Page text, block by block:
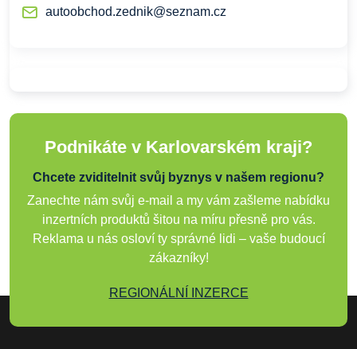
autoobchod.zednik@seznam.cz
Podnikáte v Karlovarském kraji?
Chcete zviditelnit svůj byznys v našem regionu?
Zanechte nám svůj e-mail a my vám zašleme nabídku
inzertních produktů šitou na míru přesně pro vás.
Reklama u nás osloví ty správné lidi – vaše budoucí
zákazníky!
REGIONÁLNÍ INZERCE